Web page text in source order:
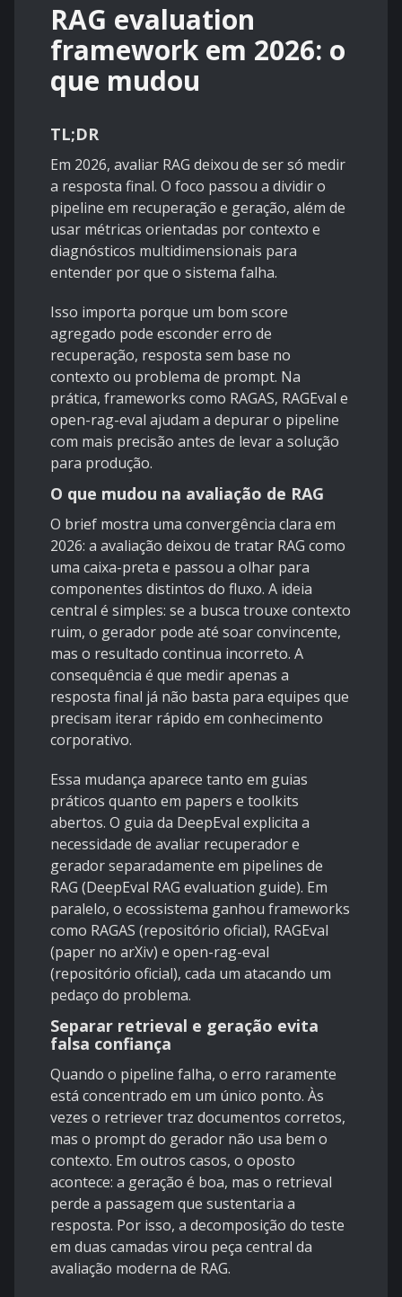
RAG evaluation
framework em 2026: o
que mudou
TL;DR
Em 2026, avaliar RAG deixou de ser só medir
a resposta final. O foco passou a dividir o
pipeline em recuperação e geração, além de
usar métricas orientadas por contexto e
diagnósticos multidimensionais para
entender por que o sistema falha.
Isso importa porque um bom score
agregado pode esconder erro de
recuperação, resposta sem base no
contexto ou problema de prompt. Na
prática, frameworks como RAGAS, RAGEval e
open-rag-eval ajudam a depurar o pipeline
com mais precisão antes de levar a solução
para produção.
O que mudou na avaliação de RAG
O brief mostra uma convergência clara em
2026: a avaliação deixou de tratar RAG como
uma caixa-preta e passou a olhar para
componentes distintos do fluxo. A ideia
central é simples: se a busca trouxe contexto
ruim, o gerador pode até soar convincente,
mas o resultado continua incorreto. A
consequência é que medir apenas a
resposta final já não basta para equipes que
precisam iterar rápido em conhecimento
corporativo.
Essa mudança aparece tanto em guias
práticos quanto em papers e toolkits
abertos. O guia da DeepEval explicita a
necessidade de avaliar recuperador e
gerador separadamente em pipelines de
RAG (DeepEval RAG evaluation guide). Em
paralelo, o ecossistema ganhou frameworks
como RAGAS (repositório oficial), RAGEval
(paper no arXiv) e open-rag-eval
(repositório oficial), cada um atacando um
pedaço do problema.
Separar retrieval e geração evita
falsa confiança
Quando o pipeline falha, o erro raramente
está concentrado em um único ponto. Às
vezes o retriever traz documentos corretos,
mas o prompt do gerador não usa bem o
contexto. Em outros casos, o oposto
acontece: a geração é boa, mas o retrieval
perde a passagem que sustentaria a
resposta. Por isso, a decomposição do teste
em duas camadas virou peça central da
avaliação moderna de RAG.